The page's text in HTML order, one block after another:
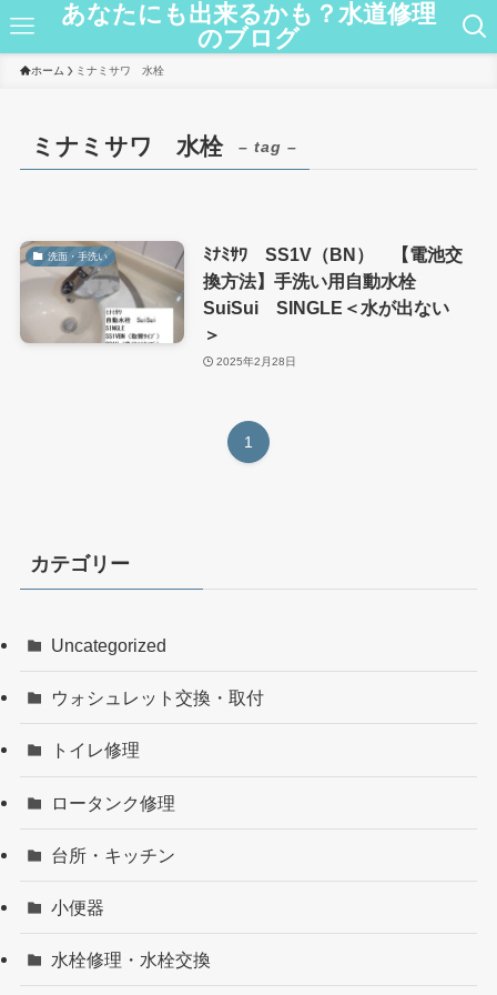
あなたにも出来るかも？水道修理
のブログ
ホーム ミナミサワ 水栓
ミナミサワ 水栓 – tag –
洗面・手洗い
ﾐﾅﾐｻﾜ SS1V（BN） 【電池交
換方法】手洗い用自動水栓
SuiSui SINGLE＜水が出ない
＞
2025年2月28日
1
カテゴリー
Uncategorized
ウォシュレット交換・取付
トイレ修理
ロータンク修理
台所・キッチン
小便器
水栓修理・水栓交換